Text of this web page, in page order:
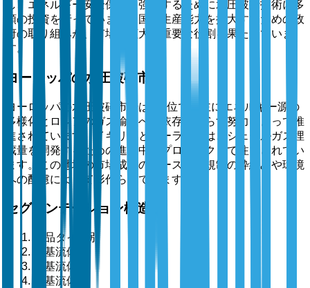
し、エネルギー安全保障を強化するために水圧破砕技術に多
額の投資を行っています。国内生産能力を拡大するための政
府の取り組みが、市場の拡大に重要な役割を果たしていま
す。
ヨーロッパの水圧破砕市場
ヨーロッパの水圧破砕市場は第3位で、主にエネルギー源の
多様化とロシアのガス輸入への依存を減らす努力によって推
進されています。イギリスとポーランドは、シェールガス埋
蔵量を開発するための進行中のプロジェクトで注目されてい
ます。この地域の市場成長のペースは、規制の枠組みや環境
への配慮によって形作られています。
セグメンテーション構造
製品タイプ別
水基流体
油基流体
泡基流体